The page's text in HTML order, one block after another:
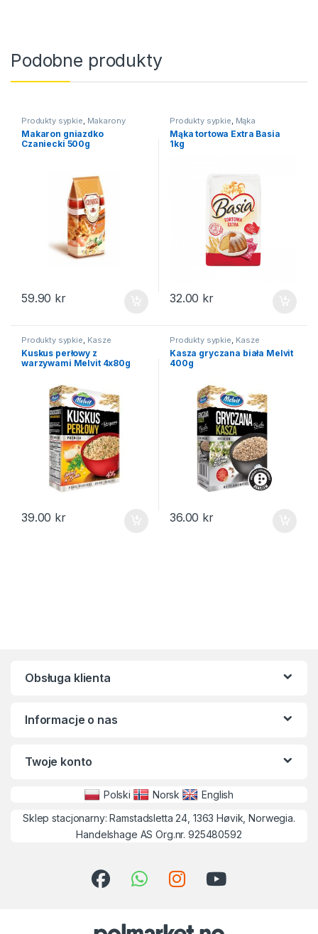
Podobne produkty
Produkty sypkie, Makarony
Makaron gniazdko
Czaniecki 500g
59.90 kr
Produkty sypkie, Mąka
Mąka tortowa Extra Basia
1kg
32.00 kr
Produkty sypkie, Kasze
Kuskus perłowy z
warzywami Melvit 4x80g
39.00 kr
Produkty sypkie, Kasze
Kasza gryczana biała Melvit
400g
36.00 kr
Obsługa klienta
Informacje o nas
Twoje konto
Polski Norsk
English
Sklep stacjonarny: Ramstadsletta 24, 1363 Høvik, Norwegia.
Handelshage AS Org.nr. 925480592